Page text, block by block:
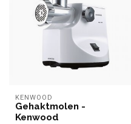
KENWOOD
Gehaktmolen -
Kenwood